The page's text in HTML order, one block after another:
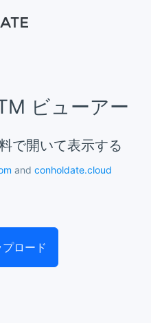
ビューアー
で開いて表示する
and conholdate.cloud
ロード